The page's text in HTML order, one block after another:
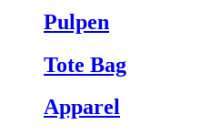
Pulpen
Tote Bag
Apparel